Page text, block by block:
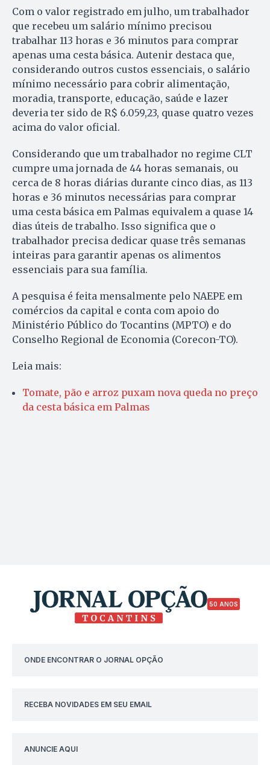
Com o valor registrado em julho, um trabalhador
que recebeu um salário mínimo precisou
trabalhar 113 horas e 36 minutos para comprar
apenas uma cesta básica. Autenir destaca que,
considerando outros custos essenciais, o salário
mínimo necessário para cobrir alimentação,
moradia, transporte, educação, saúde e lazer
deveria ter sido de R$ 6.059,23, quase quatro vezes
acima do valor oficial.
Considerando que um trabalhador no regime CLT
cumpre uma jornada de 44 horas semanais, ou
cerca de 8 horas diárias durante cinco dias, as 113
horas e 36 minutos necessárias para comprar
uma cesta básica em Palmas equivalem a quase 14
dias úteis de trabalho. Isso significa que o
trabalhador precisa dedicar quase três semanas
inteiras para garantir apenas os alimentos
essenciais para sua família.
A pesquisa é feita mensalmente pelo NAEPE em
comércios da capital e conta com apoio do
Ministério Público do Tocantins (MPTO) e do
Conselho Regional de Economia (Corecon-TO).
Leia mais:
Tomate, pão e arroz puxam nova queda no preço
da cesta básica em Palmas
50 ANOS
ONDE ENCONTRAR O JORNAL OPÇÃO
RECEBA NOVIDADES EM SEU EMAIL
ANUNCIE AQUI